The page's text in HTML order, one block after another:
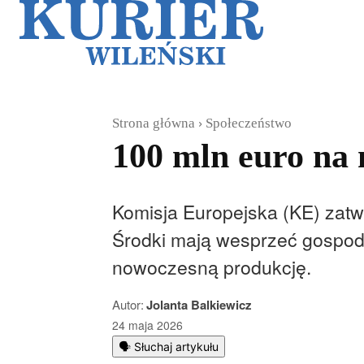
Strona główna Społeczeństwo
100 mln euro
Komisja Europejska (KE)
Środki mają wesprzeć
nowoczesną produkcję.
Autor:Jolanta Balkiewicz
24 maja 2026
🗣️ Słuchaj artykułu